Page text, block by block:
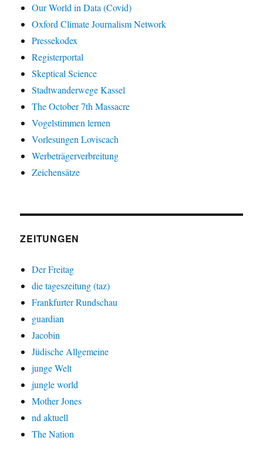
Our World in Data (Covid)
Oxford Climate Journalism Network
Pressekodex
Registerportal
Skeptical Science
Stadtwanderwege Kassel
The October 7th Massacre
Vogelstimmen lernen
Vorlesungen Loviscach
Werbeträgerverbreitung
Zeichensätze
ZEITUNGEN
Der Freitag
die tageszeitung (taz)
Frankfurter Rundschau
guardian
Jacobin
Jüdische Allgemeine
junge Welt
jungle world
Mother Jones
nd aktuell
The Nation